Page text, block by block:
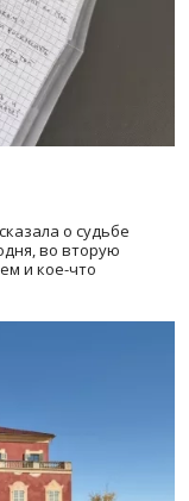
о судьбе
во вторую
и кое-что